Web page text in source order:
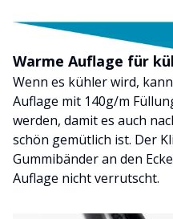
Warme Auflage für
Wenn es kühler wird,
Auflage mit 140g/m
werden, damit es auch
schön gemütlich ist. Der
Gummibänder an den
Auflage nicht verrutscht.